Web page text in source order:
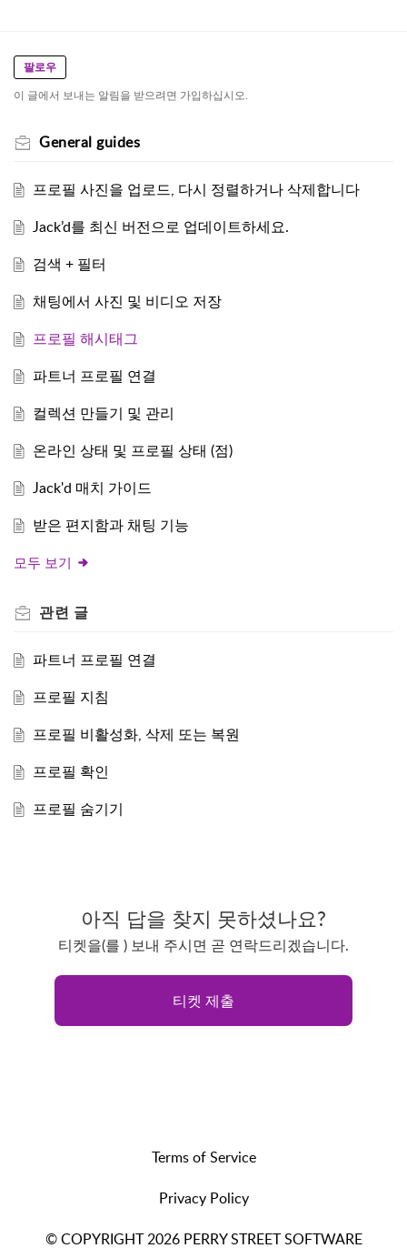
팔로우
이 글에서 보내는 알림을 받으려면 가입하십시오.
General guides
프로필 사진을 업로드, 다시 정렬하거나 삭제합니다
Jack’d를 최신 버전으로 업데이트하세요.
검색 + 필터
채팅에서 사진 및 비디오 저장
프로필 해시태그
파트너 프로필 연결
컬렉션 만들기 및 관리
온라인 상태 및 프로필 상태 (점)
Jack'd 매치 가이드
받은 편지함과 채팅 기능
모두 보기
관련 글
파트너 프로필 연결
프로필 지침
프로필 비활성화, 삭제 또는 복원
프로필 확인
프로필 숨기기
아직 답을 찾지 못하셨나요?
티켓을(를 ) 보내 주시면 곧 연락드리겠습니다.
티켓 제출
Terms of Service
Privacy Policy
© COPYRIGHT 2026 PERRY STREET SOFTWARE